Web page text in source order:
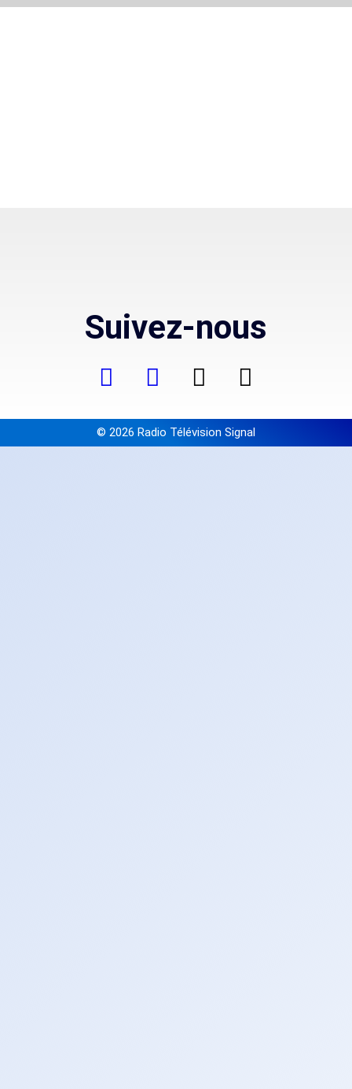
Suivez-nous
© 2026 Radio Télévision Signal